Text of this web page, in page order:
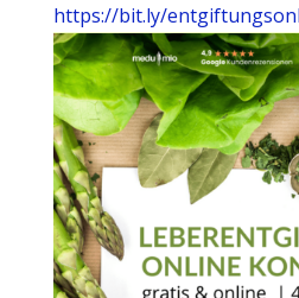
https://bit.ly/